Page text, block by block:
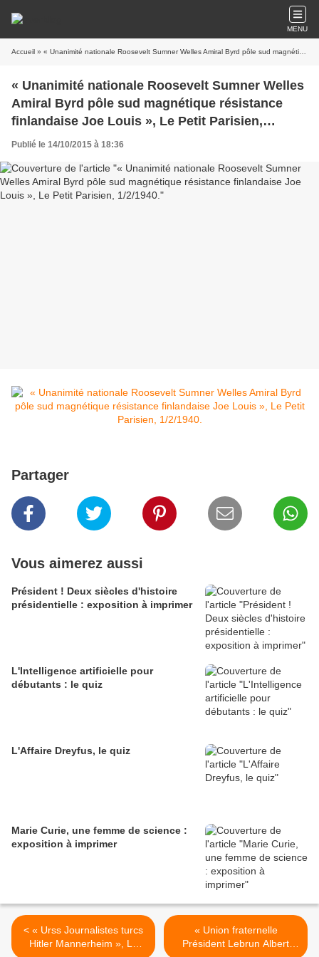
MENU
Accueil » « Unanimité nationale Roosevelt Sumner Welles Amiral Byrd pôle sud magnétique résistance finlandaise Joe Louis », Le Petit Parisien, 1/2/1940.
« Unanimité nationale Roosevelt Sumner Welles
Amiral Byrd pôle sud magnétique résistance
finlandaise Joe Louis », Le Petit Parisien,
1/2/1940.
Publié le 14/10/2015 à 18:36
Partager
Vous aimerez aussi
Président ! Deux siècles d'histoire
présidentielle : exposition à imprimer
L'Intelligence artificielle pour
débutants : le quiz
L'Affaire Dreyfus, le quiz
Marie Curie, une femme de science :
exposition à imprimer
< « Urss Journalistes turcs
Hitler Mannerheim », Le
« Union fraternelle
Président Lebrun Albert